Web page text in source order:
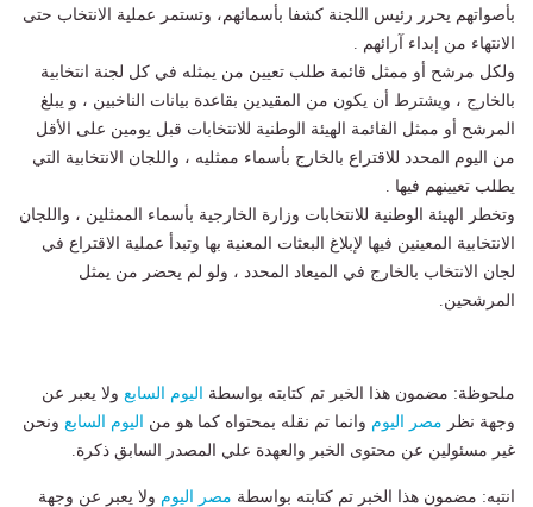
بأصواتهم يحرر رئيس اللجنة كشفا بأسمائهم، وتستمر عملية الانتخاب حتى
الانتهاء من إبداء آرائهم .
ولكل مرشح أو ممثل قائمة طلب تعيين من يمثله في كل لجنة انتخابية
بالخارج ، ويشترط أن يكون من المقيدين بقاعدة بيانات الناخبين ، و يبلغ
المرشح أو ممثل القائمة الهيئة الوطنية للانتخابات قبل يومين على الأقل
من اليوم المحدد للاقتراع بالخارج بأسماء ممثليه ، واللجان الانتخابية التي
يطلب تعيينهم فيها .
وتخطر الهيئة الوطنية للانتخابات وزارة الخارجية بأسماء الممثلين ، واللجان
الانتخابية المعينين فيها لإبلاغ البعثات المعنية بها وتبدأ عملية الاقتراع في
لجان الانتخاب بالخارج في الميعاد المحدد ، ولو لم يحضر من يمثل
المرشحين.
ملحوظة: مضمون هذا الخبر تم كتابته بواسطة اليوم السابع ولا يعبر عن
وجهة نظر مصر اليوم وانما تم نقله بمحتواه كما هو من اليوم السابع ونحن
غير مسئولين عن محتوى الخبر والعهدة علي المصدر السابق ذكرة.
انتبه: مضمون هذا الخبر تم كتابته بواسطة مصر اليوم ولا يعبر عن وجهة